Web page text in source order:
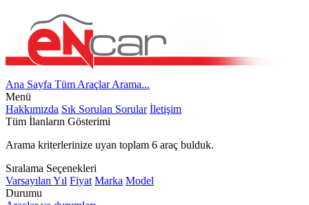
Ana Sayfa Tüm AraçlarArama...
Menü
Hakkımızda Sık Sorulan Sorular İletişim
Tüm İlanların Gösterimi
Arama kriterlerinize uyan toplam 6 araç bulduk.
Sıralama Seçenekleri
Varsayılan Yıl Fiyat Marka Model
Durumu